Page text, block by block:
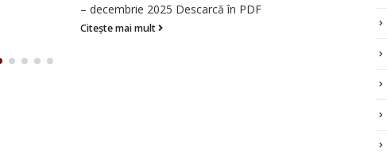
septembrie – octombrie 2025 (1) Descarcă în...
Citește mai mult